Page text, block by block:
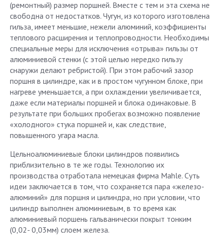
(ремонтный) размер поршней. Вместе с тем и эта схема не
свободна от недостатков. Чугун, из которого изготовлена
гильза, имеет меньшие, нежели алюминий, коэффициенты
теплового расширения и теплопроводности. Необходимы
специальные меры для исключения «отрыва» гильзы от
алюминиевой стенки (с этой целью нередко гильзу
снаружи делают ребристой). При этом рабочий зазор
поршня в цилиндре, как и в простом чугунном блоке, при
нагреве уменьшается, а при охлаждении увеличивается,
даже если материалы поршней и блока одинаковые. В
результате при больших пробегах возможно появление
«холодного» стука поршней и, как следствие,
повышенного угара масла.
Цельноалюминиевые блоки цилиндров появились
приблизительно в те же годы. Технологию их
производства отработала немецкая фирма Mahle. Суть
идеи заключается в том, что сохраняется пара «железо-
алюминий» для поршня и цилиндра, но при условии, что
цилиндр выполнен алюминиевым, в то время как
алюминиевый поршень гальванически покрыт тонким
(0,02- 0,03мм) слоем железа.